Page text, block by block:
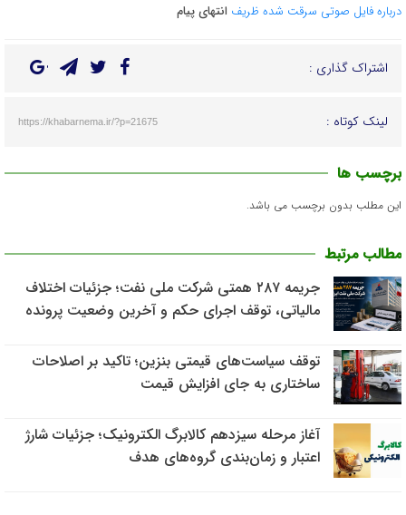
درباره فایل صوتی سرقت شده ظریف انتهای پیام
اشتراک گذاری :
لینک کوتاه : https://khabarnema.ir/?p=21675
برچسب ها
این مطلب بدون برچسب می باشد.
مطالب مرتبط
جریمه ۲۸۷ همتی شرکت ملی نفت؛ جزئیات اختلاف
مالیاتی، توقف اجرای حکم و آخرین وضعیت پرونده
توقف سیاست‌های قیمتی بنزین؛ تاکید بر اصلاحات
ساختاری به جای افزایش قیمت
آغاز مرحله سیزدهم کالابرگ الکترونیک؛ جزئیات شارژ
اعتبار و زمان‌بندی گروه‌های هدف